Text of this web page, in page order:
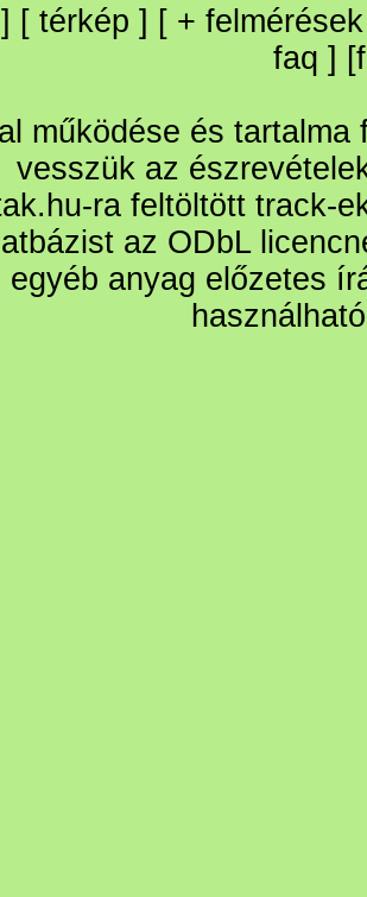
] [ térkép ] [ + felmérések
faq ] [
működése és
vesszük az
ra feltöltött track-
az ODbL
egyéb anyag előzetes